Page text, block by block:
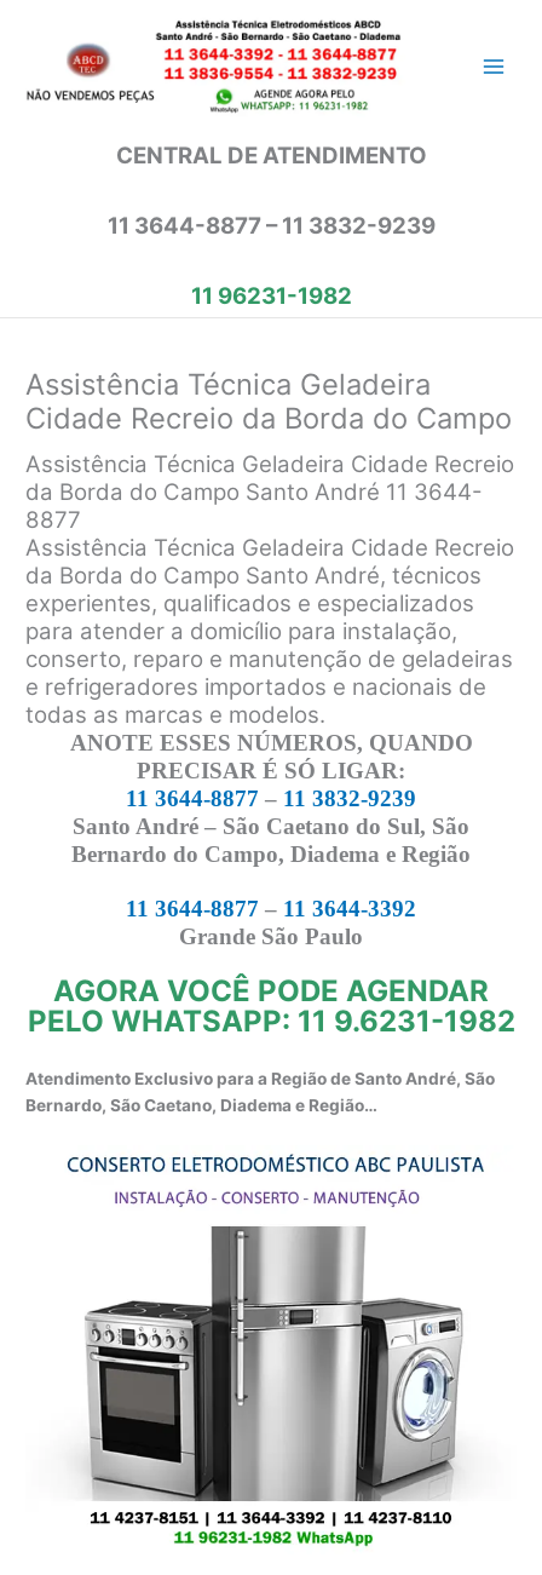
conteúdo
CENTRAL DE ATENDIMENTO
11 3644-8877 – 11 3832-9239
11 96231-1982
Assistência Técnica Geladeira
Cidade Recreio da Borda do Campo
Assistência Técnica Geladeira Cidade Recreio
da Borda do Campo Santo André 11 3644-
8877
Assistência Técnica Geladeira Cidade Recreio
da Borda do Campo Santo André, técnicos
experientes, qualificados e especializados
para atender a domicílio para instalação,
conserto, reparo e manutenção de geladeiras
e refrigeradores importados e nacionais de
todas as marcas e modelos.
ANOTE ESSES NÚMEROS, QUANDO
PRECISAR É SÓ LIGAR:
11 3644-8877 – 11 3832-9239
Santo André – São Caetano do Sul, São
Bernardo do Campo, Diadema e Região
11 3644-8877 – 11 3644-3392
Grande São Paulo
AGORA VOCÊ PODE AGENDAR
PELO WHATSAPP: 11 9.6231-1982
Atendimento Exclusivo para a Região de Santo André, São
Bernardo, São Caetano, Diadema e Região…